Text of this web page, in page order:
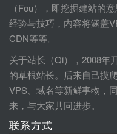
（Fou），即挖掘建站的
经验与技巧，内容将涵盖
CDN等等。
关于站长（Qi），2008年
的草根站长。后来自己摸
VPS、域名等新鲜事物，
来，与大家共同进步。
联系方式